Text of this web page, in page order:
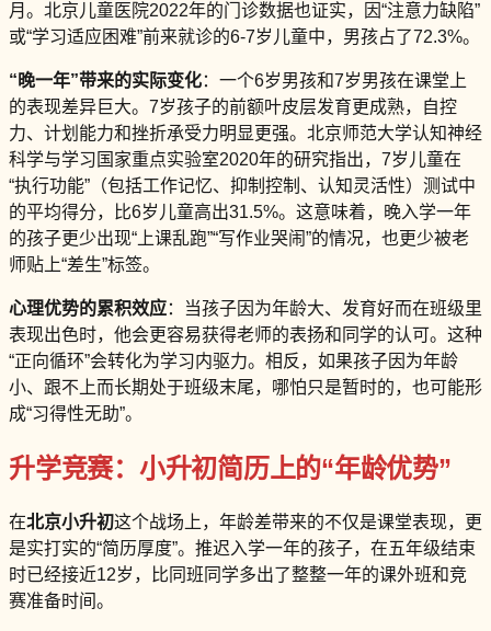
月。北京儿童医院2022年的门诊数据也证实，因“注意力缺陷”
或“学习适应困难”前来就诊的6-7岁儿童中，男孩占了72.3%。
“晚一年”带来的实际变化：一个6岁男孩和7岁男孩在课堂上
的表现差异巨大。7岁孩子的前额叶皮层发育更成熟，自控
力、计划能力和挫折承受力明显更强。北京师范大学认知神经
科学与学习国家重点实验室2020年的研究指出，7岁儿童在
“执行功能”（包括工作记忆、抑制控制、认知灵活性）测试中
的平均得分，比6岁儿童高出31.5%。这意味着，晚入学一年
的孩子更少出现“上课乱跑”“写作业哭闹”的情况，也更少被老
师贴上“差生”标签。
心理优势的累积效应：当孩子因为年龄大、发育好而在班级里
表现出色时，他会更容易获得老师的表扬和同学的认可。这种
“正向循环”会转化为学习内驱力。相反，如果孩子因为年龄
小、跟不上而长期处于班级末尾，哪怕只是暂时的，也可能形
成“习得性无助”。
升学竞赛：小升初简历上的“年龄优势”
在北京小升初这个战场上，年龄差带来的不仅是课堂表现，更
是实打实的“简历厚度”。推迟入学一年的孩子，在五年级结束
时已经接近12岁，比同班同学多出了整整一年的课外班和竞
赛准备时间。